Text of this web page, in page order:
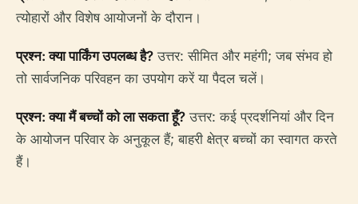
त्योहारों और विशेष आयोजनों के दौरान।
प्रश्न: क्या पार्किंग उपलब्ध है? उत्तर: सीमित और महंगी; जब संभव हो
तो सार्वजनिक परिवहन का उपयोग करें या पैदल चलें।
प्रश्न: क्या मैं बच्चों को ला सकता हूँ? उत्तर: कई प्रदर्शनियां और दिन
के आयोजन परिवार के अनुकूल हैं; बाहरी क्षेत्र बच्चों का स्वागत करते
हैं।